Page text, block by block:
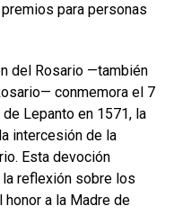
para personas
del Rosario —también
conmemora el 7
Lepanto en 1571, la
intercesión de la
Esta devoción
reflexión sobre los
a la Madre de